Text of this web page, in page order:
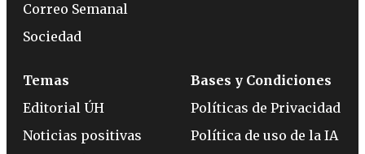
Correo Semanal
Sociedad
Temas
Editorial ÚH
Noticias positivas
Bases y Condiciones
Políticas de Privacidad
Política de uso de la IA